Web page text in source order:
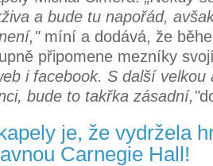
a bude tu napořád,
míní a dodává, že
připomene mezníky
i facebook. S další velkou
bude to takřka zásadní,"
je, že vydržela
Carnegie Hall!